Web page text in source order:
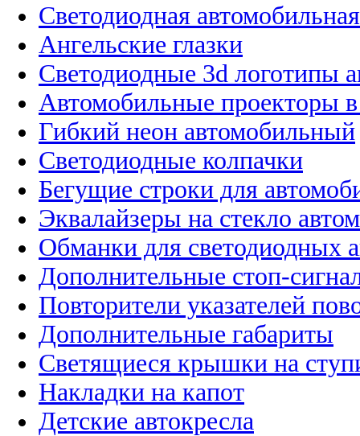
Светодиодная
Ангельские глазки
Светодиодные 3d логотипы
Автомобильные проекторы
Гибкий неон автомобильный
Светодиодные колпачки
Бегущие строки для
Эквалайзеры на стекло
Обманки для светодиодных
Дополнительные стоп-
Повторители указателей
Дополнительные габариты
Светящиеся крышки на
Накладки на капот
Детские автокресла